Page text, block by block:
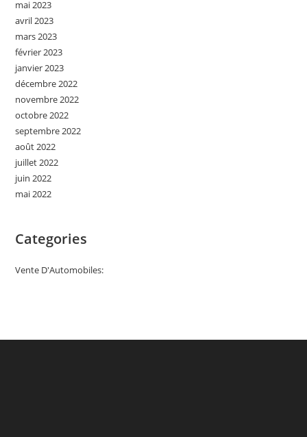
mai 2023
avril 2023
mars 2023
février 2023
janvier 2023
décembre 2022
novembre 2022
octobre 2022
septembre 2022
août 2022
juillet 2022
juin 2022
mai 2022
Categories
Vente D'Automobiles: